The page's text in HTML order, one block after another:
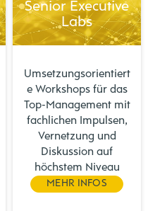
Senior Executive
Labs
Umsetzungsorientiert
e Workshops für das
Top-Management mit
fachlichen Impulsen,
Vernetzung und
Diskussion auf
höchstem Niveau
MEHR INFOS